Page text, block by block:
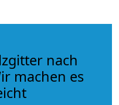
nach
machen es